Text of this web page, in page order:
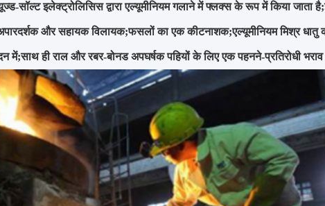
सॉल्ट इलेक्ट्रोलिसिस द्वारा एल्यूमीनियम गलाने में फ्लक्स के रूप में किया जाता
और सहायक विलायक;फसलों का एक कीटनाशक;एल्यूमीनियम मिश्र धातु
में;साथ ही राल और रबर-बोनड अपघर्षक पहियों के लिए एक पहनने-प्रतिरोधी